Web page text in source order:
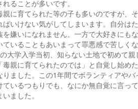
ることが多いです。
親に育てられた等の子も多いのですが、
ばいけない気がしてしまいます。自分は
を嫌いになれません。一方で大好きにも
ていることもあいまって罪悪感で苦しく
大学入学当初、知らない土地で初めて
毒親に育てられたのでは」と自覚し始め
りました。この1年間でボランティアや
ているつもりでも、なにか無自覚に言
ました。